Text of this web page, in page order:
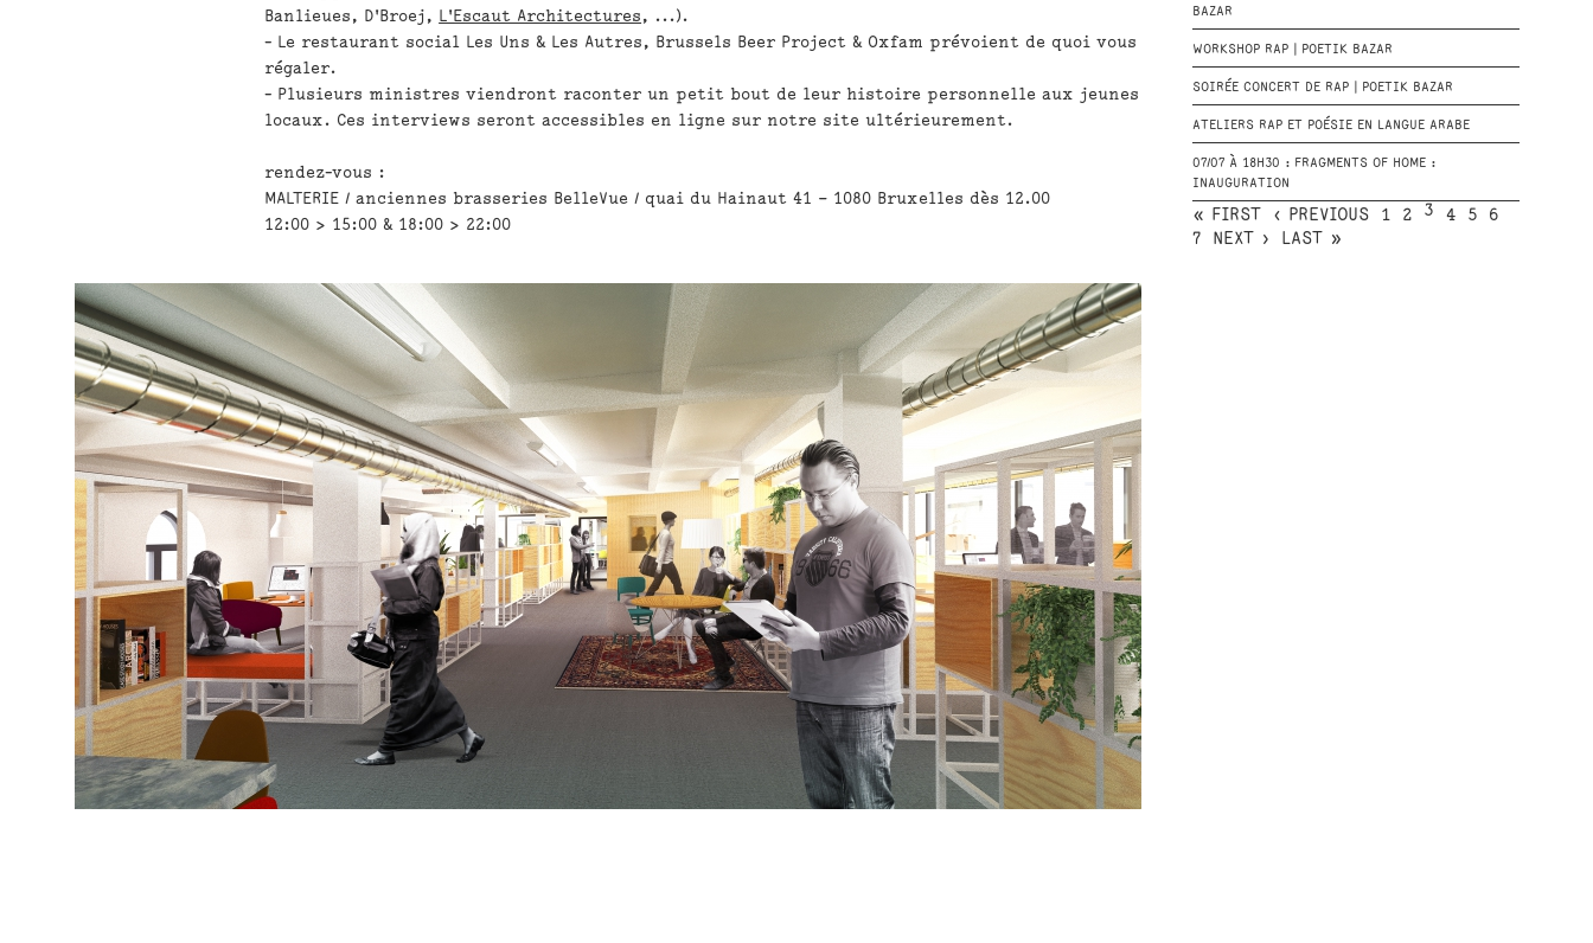
Banlieues, D'Broej, L'Escaut Architectures , ...).
- Le restaurant social Les Uns & Les Autres, Brussels Beer Project & Oxfam prévoient de quoi vous
régaler.
- Plusieurs ministres viendront raconter un petit bout de leur histoire personnelle aux jeunes
locaux. Ces interviews seront accessibles en ligne sur notre site ultérieurement.
rendez-vous :
MALTERIE / anciennes brasseries BelleVue / quai du Hainaut 41 – 1080 Bruxelles dès 12.00
12:00 > 15:00 & 18:00 > 22:00
BAZAR
WORKSHOP RAP | POETIK BAZAR
SOIRÉE CONCERT DE RAP | POETIK BAZAR
ATELIERS RAP ET POÉSIE EN LANGUE ARABE
07/07 À 18H30 : FRAGMENTS OF HOME :
INAUGURATION
« FIRST ‹ PREVIOUS 1 2 3 4 5
6
7
NEXT › LAST »